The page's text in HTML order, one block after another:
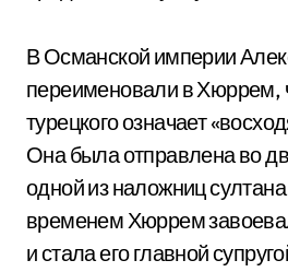
В Османской империи
переименовали в Хюррем,
турецкого означает
Она была отправлена во
одной из наложниц
временем Хюррем
и стала его главной